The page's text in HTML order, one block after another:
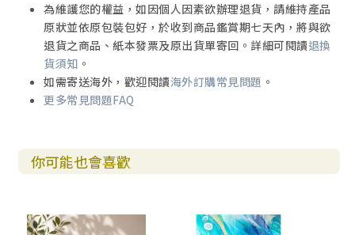
為維護您的權益，如因個人因素欲辦理退貨，請維持產品
原狀並依原包裝包好，於收到商品鑑賞期七天內，將與欲
退貨之商品、紙本發票及原出貨單寄回。詳細可閱讀退換
貨須知 。
如需寄送海外，歡迎閱讀海外訂購常見問題 。
更多常見問題FAQ
你可能也會喜歡